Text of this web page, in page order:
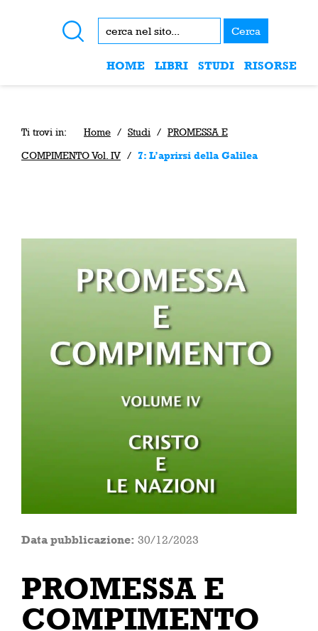
Cerca
HOME LIBRI STUDI RISORSE
Ti trovi in: Home / Studi / PROMESSA E
COMPIMENTO Vol. IV / 7: L’aprirsi della Galilea
Data pubblicazione: 30/12/2023
PROMESSA E
COMPIMENTO